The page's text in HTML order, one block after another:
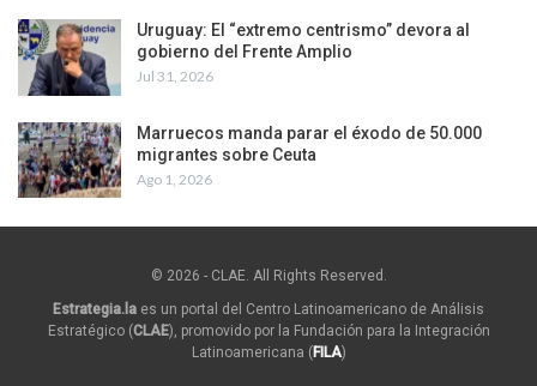
Uruguay: El “extremo centrismo” devora al
gobierno del Frente Amplio
Jul 31, 2026
Marruecos manda parar el éxodo de 50.000
migrantes sobre Ceuta
Ago 1, 2026
© 2026 - CLAE. All Rights Reserved.
Estrategia.la es un portal del Centro Latinoamericano de Análisis
Estratégico (CLAE), promovido por la Fundación para la Integración
Latinoamericana ( FILA)